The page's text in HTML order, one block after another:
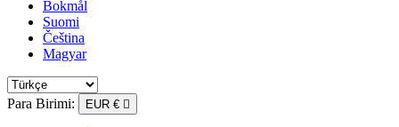
Bokmål
Suomi
Čeština
Magyar
Para Birimi: EUR € 